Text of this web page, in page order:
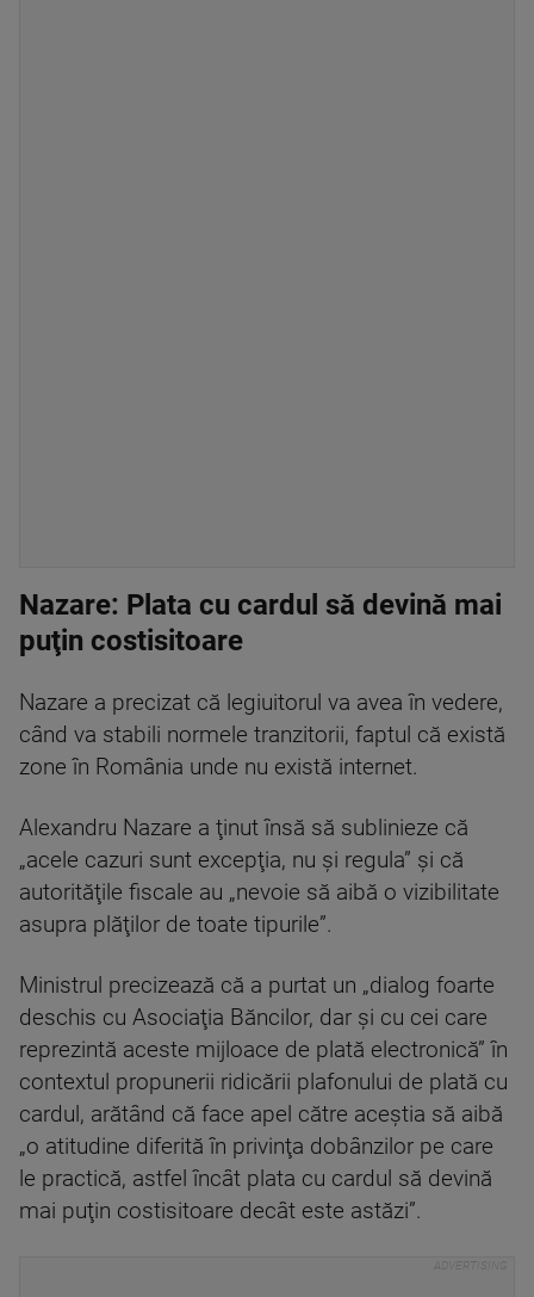
Nazare: Plata cu cardul să devină mai
puţin costisitoare
Nazare a precizat că legiuitorul va avea în vedere,
când va stabili normele tranzitorii, faptul că există
zone în România unde nu există internet.
Alexandru Nazare a ţinut însă să sublinieze că
„acele cazuri sunt excepţia, nu şi regula” şi că
autorităţile fiscale au „nevoie să aibă o vizibilitate
asupra plăţilor de toate tipurile”.
Ministrul precizează că a purtat un „dialog foarte
deschis cu Asociaţia Băncilor, dar şi cu cei care
reprezintă aceste mijloace de plată electronică” în
contextul propunerii ridicării plafonului de plată cu
cardul, arătând că face apel către aceştia să aibă
„o atitudine diferită în privinţa dobânzilor pe care
le practică, astfel încât plata cu cardul să devină
mai puţin costisitoare decât este astăzi”.